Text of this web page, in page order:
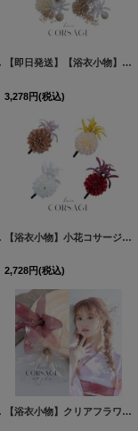
[YA-
[OF04] 【即日発送】【浴衣小物】小花コサージュ5点セット【5カラー】[OF04]
3,278円(税込)
[ YA-81-kn]
[OF04] 【浴衣小物】小花コサージュ【4カラー】[OF04]
2,728円(税込)
[YA-982-kn]
[OF04] 【浴衣小物】クリアフラワーコサージュ【2カラー】[OF04]